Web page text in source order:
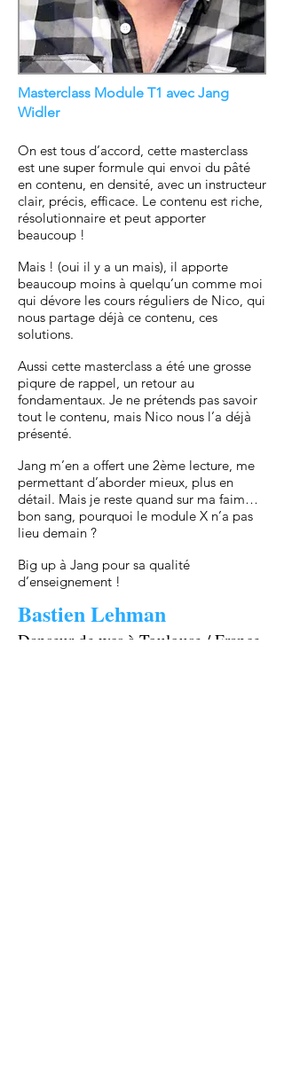
​Masterclass Module T1 avec Jang
Widler
On est tous d’accord, cette masterclass
est une super formule qui envoi du pâté
en contenu, en densité, avec un instructeur
clair, précis, efficace. Le contenu est riche,
résolutionnaire et peut apporter
beaucoup !
Mais ! (oui il y a un mais), il apporte
beaucoup moins à quelqu’un comme moi
qui dévore les cours réguliers de Nico, qui
nous partage déjà ce contenu, ces
solutions.
Aussi cette masterclass a été une grosse
piqure de rappel, un retour au
fondamentaux. Je ne prétends pas savoir
tout le contenu, mais Nico nous l’a déjà
présenté.
Jang m’en a offert une 2ème lecture, me
permettant d’aborder mieux, plus en
détail. Mais je reste quand sur ma faim…
bon sang, pourquoi le module X n’a pas
lieu demain ?
Big up à Jang pour sa qualité
d’enseignement !
Bastien Lehman
Danseur de wcs à Toulouse / France